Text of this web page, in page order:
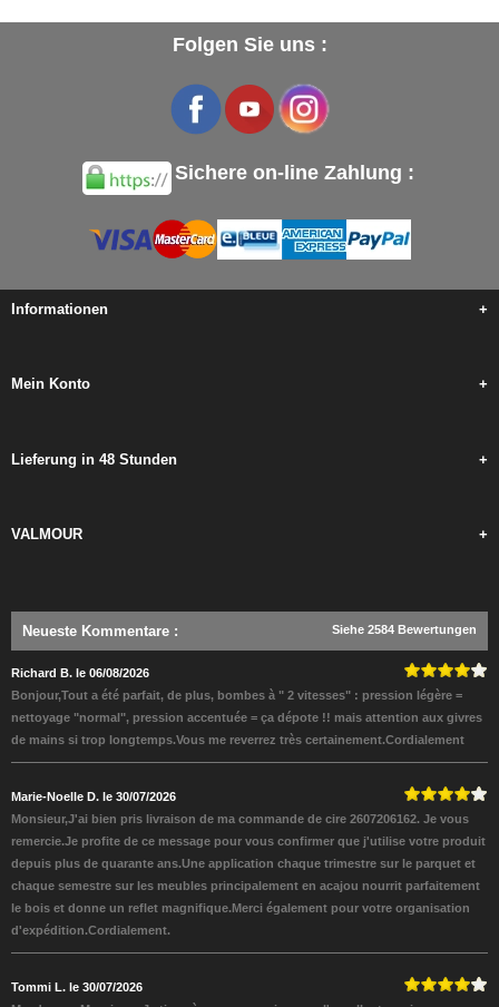
Folgen Sie uns :
Sichere on-line Zahlung :
Informationen +
Mein Konto +
Lieferung in 48 Stunden +
VALMOUR +
Neueste Kommentare : Siehe 2584 Bewertungen
Richard B. le 06/08/2026
Bonjour,Tout a été parfait, de plus, bombes à " 2 vitesses" : pression légère =
nettoyage "normal", pression accentuée = ça dépote !! mais attention aux givres
de mains si trop longtemps.Vous me reverrez très certainement.Cordialement
Marie-Noelle D. le 30/07/2026
Monsieur,J'ai bien pris livraison de ma commande de cire 2607206162. Je vous
remercie.Je profite de ce message pour vous confirmer que j'utilise votre produit
depuis plus de quarante ans.Une application chaque trimestre sur le parquet et
chaque semestre sur les meubles principalement en acajou nourrit parfaitement
le bois et donne un reflet magnifique.Merci également pour votre organisation
d'expédition.Cordialement.
Tommi L. le 30/07/2026